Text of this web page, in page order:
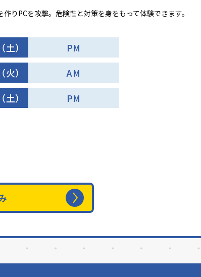
りPCを攻撃。危険性と対策を身をもって体験できます。
）
PM
）
AM
）
PM